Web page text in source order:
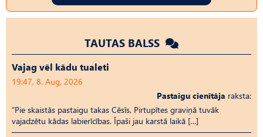
TAUTAS BALSS
Vajag vēl kādu tualeti
19:47, 8. Aug, 2026
Pastaigu cienītāja raksta:
“Pie skaistās pastaigu takas Cēsīs, Pirtupītes graviņā tuvāk
vajadzētu kādas labierīcības. Īpaši jau karstā laikā […]